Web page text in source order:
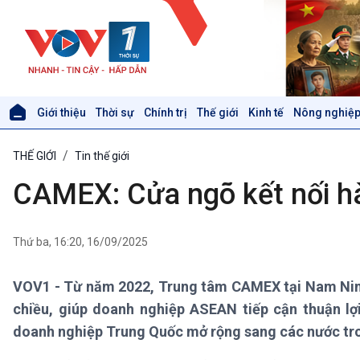
Giới thiệu Thời sự Chính trị Thế giới Kinh tế Nông
Thời sự 12h
Thời sự 18h
Xã hội
Khoa học & Công nghệ
THẾ GIỚI Tin thế giới
CAMEX: Cửa ngõ kết nối
Thứ ba, 16:20, 16/09/2025
VOV1 - Từ năm 2022, Trung tâm CAMEX tại Nam
chiều, giúp doanh nghiệp ASEAN tiếp cận thuận
doanh nghiệp Trung Quốc mở rộng sang các nước